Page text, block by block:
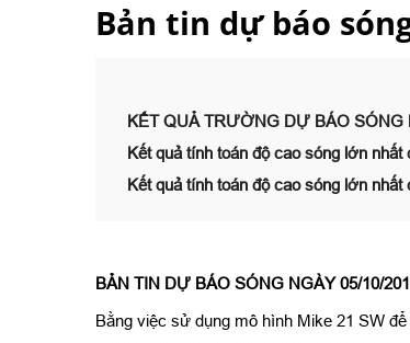
Bản tin dự báo
KẾT QUẢ TRƯỜNG DỰ BÁO SÓNG
Kết quả tính toán độ cao sóng lớn
Kết quả tính toán độ cao sóng lớn
BẢN TIN DỰ BÁO SÓNG NGÀY 05/10/
Bằng việc sử dụng mô hình Mike 21 SW